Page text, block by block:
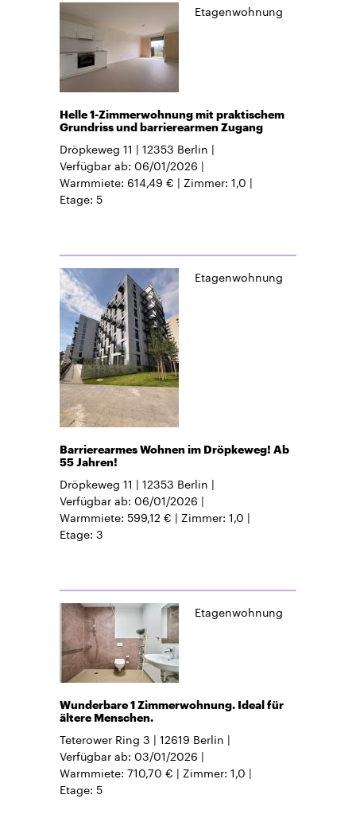
Etagenwohnung
Helle 1-Zimmerwohnung mit praktischem
Grundriss und barrierearmen Zugang
Dröpkeweg 11 12353 Berlin
Verfügbar ab 06/01/2026
Warmmiete 614,49 € Zimmer 1,0
Etage 5
Etagenwohnung
Barrierearmes Wohnen im Dröpkeweg! Ab
55 Jahren!
Dröpkeweg 11 12353 Berlin
Verfügbar ab 06/01/2026
Warmmiete 599,12 € Zimmer 1,0
Etage 3
Etagenwohnung
Wunderbare 1 Zimmerwohnung. Ideal für
ältere Menschen.
Teterower Ring 3 12619 Berlin
Verfügbar ab 03/01/2026
Warmmiete 710,70 € Zimmer 1,0
Etage 5